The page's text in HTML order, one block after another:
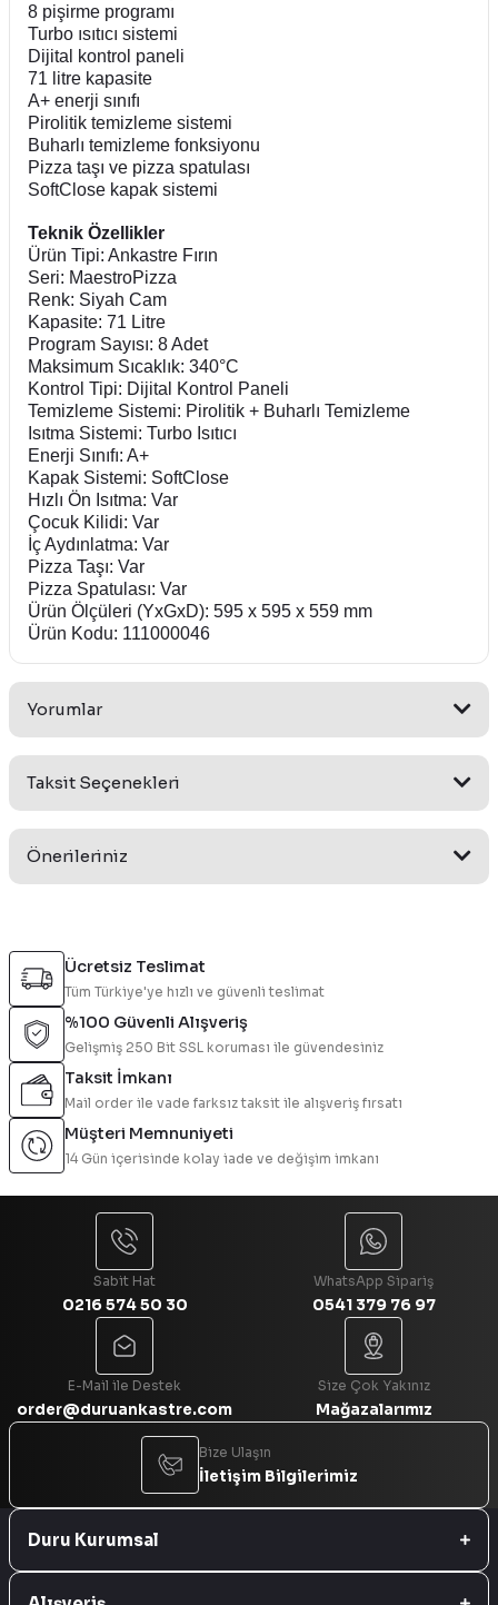
8 pişirme programı
Turbo ısıtıcı sistemi
Dijital kontrol paneli
71 litre kapasite
A+ enerji sınıfı
Pirolitik temizleme sistemi
Buharlı temizleme fonksiyonu
Pizza taşı ve pizza spatulası
SoftClose kapak sistemi
Teknik Özellikler
Ürün Tipi: Ankastre Fırın
Seri: MaestroPizza
Renk: Siyah Cam
Kapasite: 71 Litre
Program Sayısı: 8 Adet
Maksimum Sıcaklık: 340°C
Kontrol Tipi: Dijital Kontrol Paneli
Temizleme Sistemi: Pirolitik + Buharlı Temizleme
Isıtma Sistemi: Turbo Isıtıcı
Enerji Sınıfı: A+
Kapak Sistemi: SoftClose
Hızlı Ön Isıtma: Var
Çocuk Kilidi: Var
İç Aydınlatma: Var
Pizza Taşı: Var
Pizza Spatulası: Var
Ürün Ölçüleri (YxGxD): 595 x 595 x 559 mm
Ürün Kodu: 111000046
Yorumlar
Yorum Yaz
Taksit Seçenekleri
Önerileriniz
konularda yetersiz gördüğünüz noktaları öneri formunu
kullanarak tarafımıza iletebilirsiniz.
Görüş ve önerileriniz için teşekkür ederiz.
Ürün resmi kalitesiz, bozuk veya görüntülenemiyor.
Ürün açıklamasında eksik bilgiler bulunuyor.
Ürün bilgilerinde hatalar bulunuyor.
Ürün fiyatı diğer sitelerden daha pahalı.
Ücretsiz Teslimat
Tüm Türkiye'ye hızlı ve güvenli teslimat
%100 Güvenli Alışveriş
Gelişmiş 250 Bit SSL koruması ile güvendesiniz
Taksit İmkanı
Mail order ile vade farksız taksit ile alışveriş fırsatı
Müşteri Memnuniyeti
14 Gün içerisinde kolay iade ve değişim imkanı
Sabit Hat
0216 574 50 30
WhatsApp Sipariş
0541 379 76 97
E-Mail ile Destek
order@duruankastre.com
Size Çok Yakınız
Mağazalarımız
Bize Ulaşın
İletişim Bilgilerimiz
Duru Kurumsal